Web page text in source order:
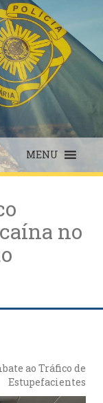
MENU
no
ao Tráfico de
Estupefacientes